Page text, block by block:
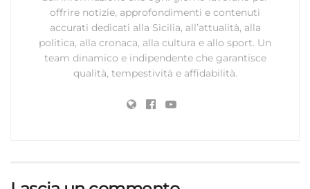
offrire notizie, approfondimenti e contenuti
accurati dedicati alla Sicilia, all’attualità, alla
politica, alla cronaca, alla cultura e allo sport. Un
team dinamico e indipendente che garantisce
qualità, tempestività e affidabilità.